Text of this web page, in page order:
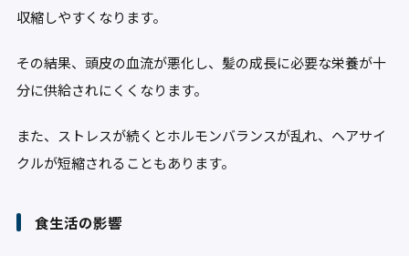
収縮しやすくなります。
その結果、頭皮の血流が悪化し、髪の成長に必要な栄養が十
分に供給されにくくなります。
また、ストレスが続くとホルモンバランスが乱れ、ヘアサイ
クルが短縮されることもあります。
食生活の影響